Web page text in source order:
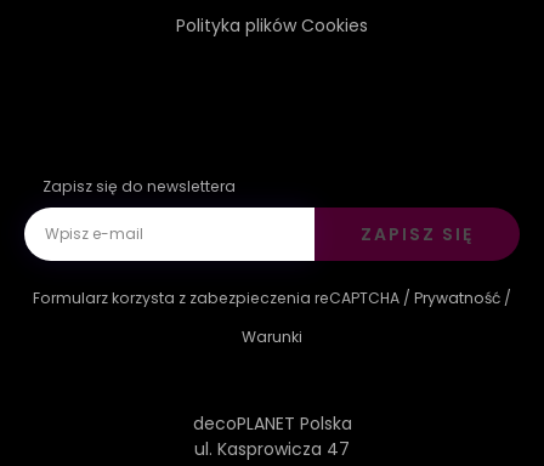
Polityka plików Cookies
Zapisz się do newslettera
ZAPISZ SIĘ
Formularz korzysta z zabezpieczenia reCAPTCHA / Prywatność /
Warunki
decoPLANET Polska
ul. Kasprowicza 47